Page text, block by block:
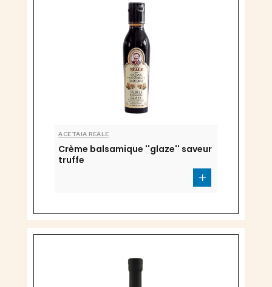
ACETAIA REALE
Crème balsamique ''glaze'' saveur
truffe